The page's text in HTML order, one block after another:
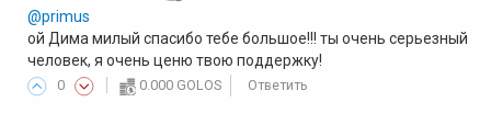
@primus
ой Дима милый спасибо тебе большое!!! ты очень серьезный
человек, я очень ценю твою поддержку!
0 0.000 GOLOS Ответить